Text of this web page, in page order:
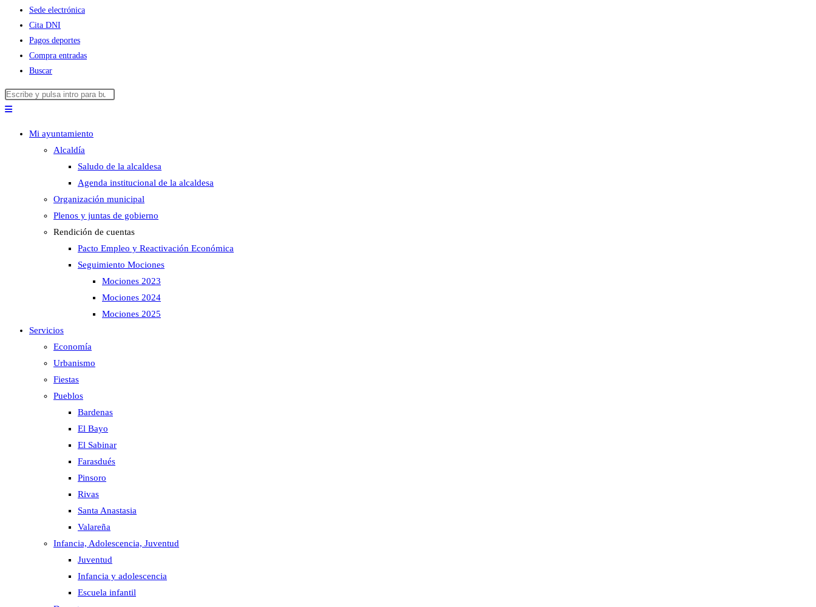
Sede electrónica
Cita DNI
Pagos deportes
Compra entradas
Buscar
Buscar
en
panel
de
búsqueda.
Mi ayuntamiento
Alcaldía
Saludo de la alcaldesa
Agenda institucional de la alcaldesa
Organización municipal
Plenos y juntas de gobierno
Rendición de cuentas
Pacto Empleo y Reactivación Económica
Seguimiento Mociones
Mociones 2023
Mociones 2024
Mociones 2025
Servicios
Economía
Urbanismo
Fiestas
Pueblos
Bardenas
El Bayo
El Sabinar
Farasdués
Pinsoro
Rivas
Santa Anastasia
Valareña
Infancia, Adolescencia, Juventud
Juventud
Infancia y adolescencia
Escuela infantil